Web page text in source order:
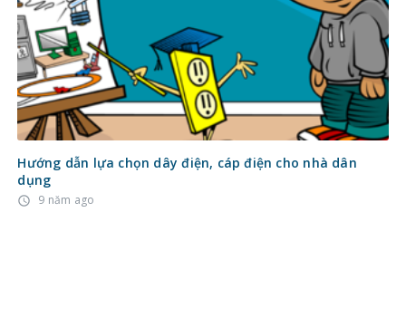
Hướng dẫn lựa chọn dây điện, cáp điện cho nhà dân
dụng
access_time 9 năm ago